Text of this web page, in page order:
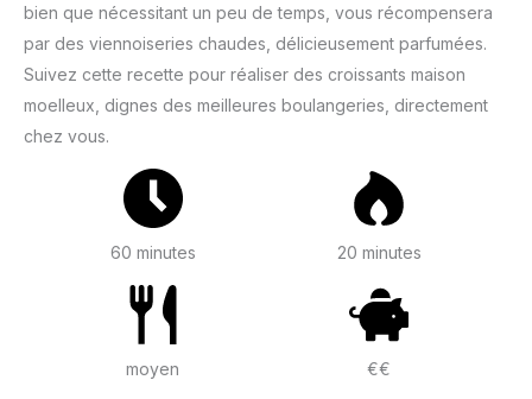
bien que nécessitant un peu de temps, vous récompensera
par des viennoiseries chaudes, délicieusement parfumées.
Suivez cette recette pour réaliser des croissants maison
moelleux, dignes des meilleures boulangeries, directement
chez vous.
60 minutes 20 minutes
moyen €€